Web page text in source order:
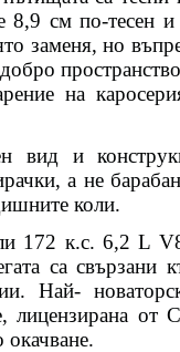
8,9 см по-тесен
заменя, но
на
вид и
а не
коли.
172 к.с. 6,2 L
са
Най-
лицензирана от